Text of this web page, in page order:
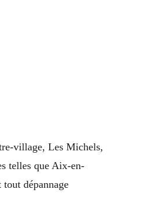
village, Les Michels,
telles que Aix-en-
dépannage